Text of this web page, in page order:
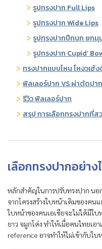
รูปทรงปาก Full Lips
รูปทรงปาก Wide Lips
รูปทรงปากปีกนก ยกมุ
รูปทรงปาก Cupid’
ทรงปากแบบไหน โหงวเฮ้
ฟิลเลอร์ปาก VS ผ่าตัดปาก
รีวิว ฟิลเลอร์ปาก
สรุป การเลือกทรงปากที่ส
เลือกทรงปากอย่าง
หลักสำคัญในการปรับทรงปาก นอ
จากโครงสร้างใบหน้าเดิมของค
ใบหน้าของคนเอเชียจะไม่ได้มีใ
ยาว จมูกโด่ง ทำให้เมื่อคนไทยเ
reference อาจทำให้ไม่เข้ากับใบ